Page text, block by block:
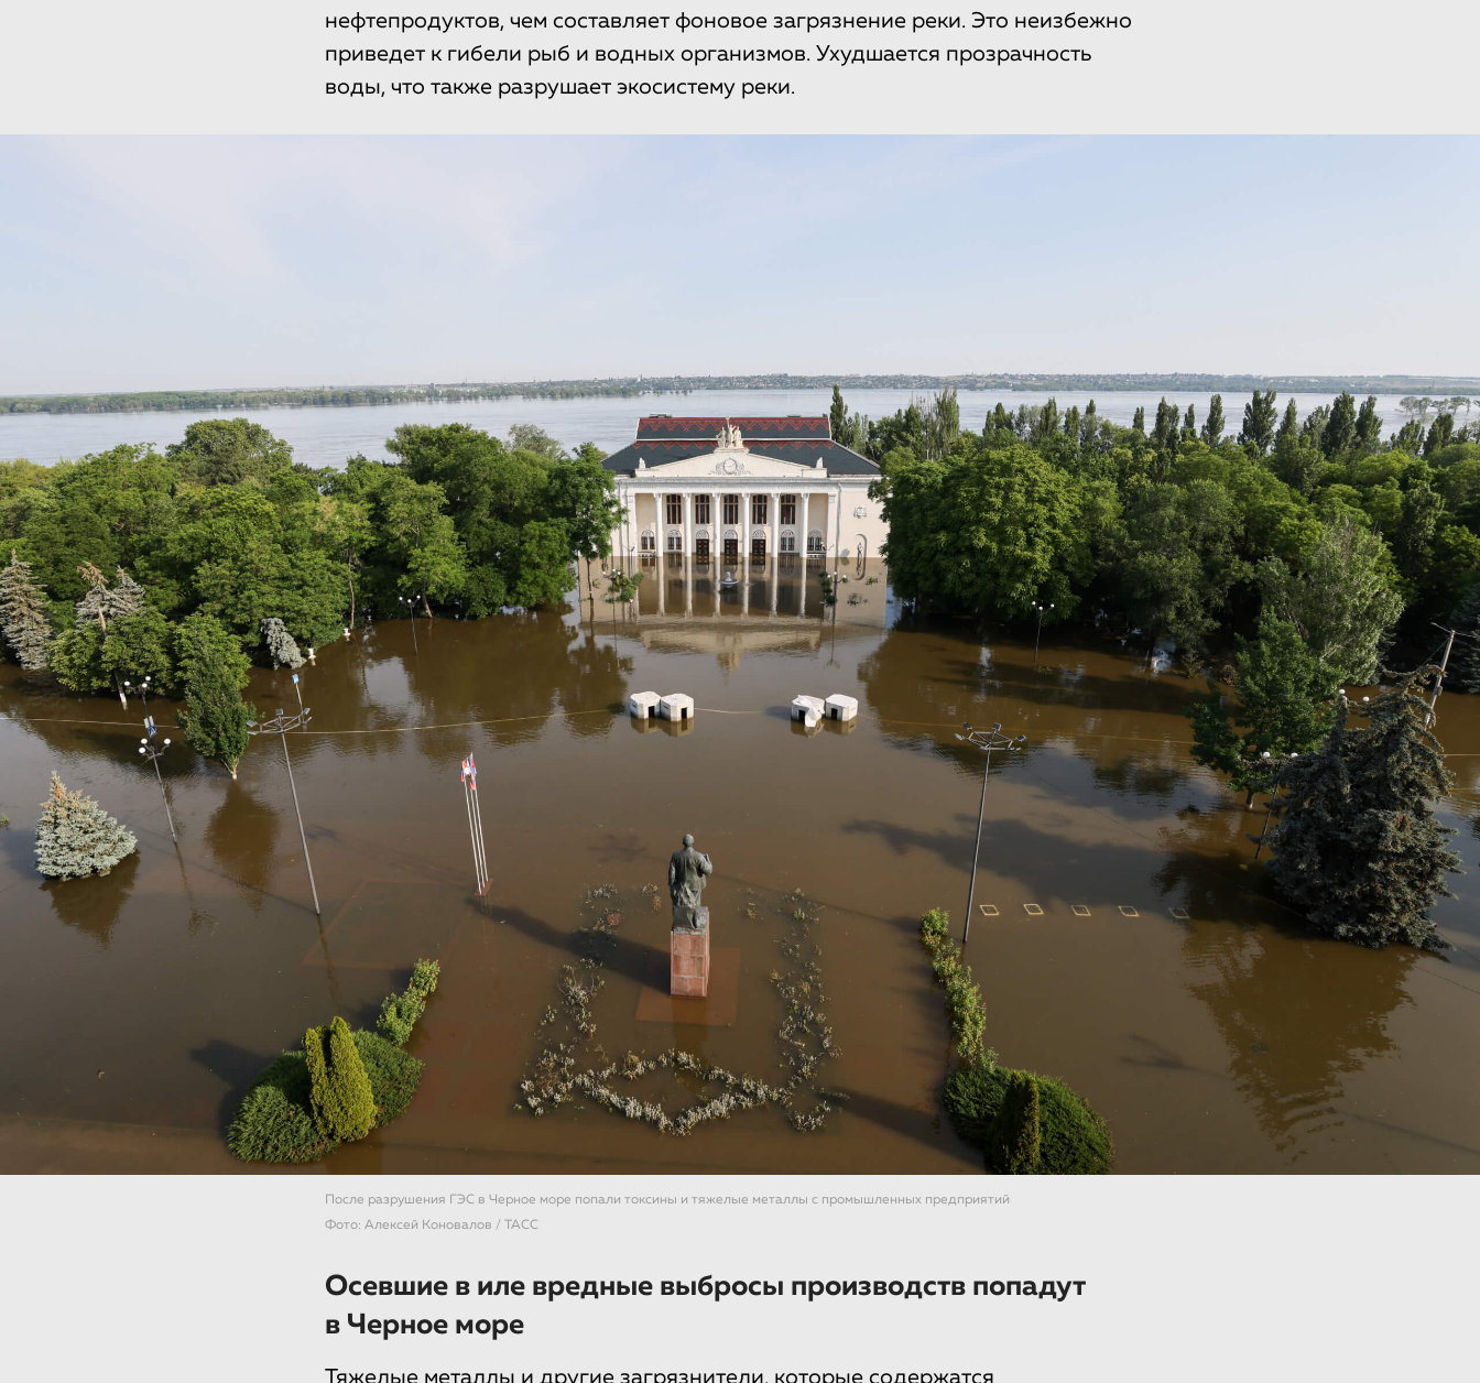
нефтепродуктов, чем составляет фоновое загрязнение реки. Это неизбежно
приведет к гибели рыб и водных организмов. Ухудшается прозрачность
воды, что также разрушает экосистему реки.
После разрушения ГЭС в Черное море попали токсины и тяжелые металлы с промышленных предприятий
Фото: Алексей Коновалов / ТАСС
Осевшие в иле вредные выбросы производств попадут
в Черное море
Тяжелые металлы и другие загрязнители, которые содержатся